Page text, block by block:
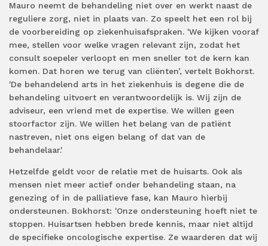
Mauro neemt de behandeling niet over en werkt naast de
reguliere zorg, niet in plaats van. Zo speelt het een rol bij
de voorbereiding op ziekenhuisafspraken. 'We kijken vooraf
mee, stellen voor welke vragen relevant zijn, zodat het
consult soepeler verloopt en men sneller tot de kern kan
komen. Dat horen we terug van cliënten’, vertelt Bokhorst.
'De behandelend arts in het ziekenhuis is degene die de
behandeling uitvoert en verantwoordelijk is. Wij zijn de
adviseur, een vriend met de expertise. We willen geen
stoorfactor zijn. We willen het belang van de patiënt
nastreven, niet ons eigen belang of dat van de
behandelaar.'
Hetzelfde geldt voor de relatie met de huisarts. Ook als
mensen niet meer actief onder behandeling staan, na
genezing of in de palliatieve fase, kan Mauro hierbij
ondersteunen. Bokhorst: 'Onze ondersteuning hoeft niet te
stoppen. Huisartsen hebben brede kennis, maar niet altijd
de specifieke oncologische expertise. Ze waarderen dat wij